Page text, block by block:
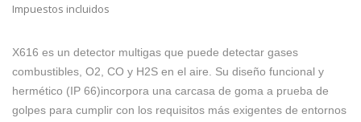
Impuestos incluidos
X616 es un detector multigas que puede detectar gases
combustibles, O2, CO y H2S en el aire. Su diseño funcional y
hermético (IP 66)incorpora una carcasa de goma a prueba de
golpes para cumplir con los requisitos más exigentes de entornos